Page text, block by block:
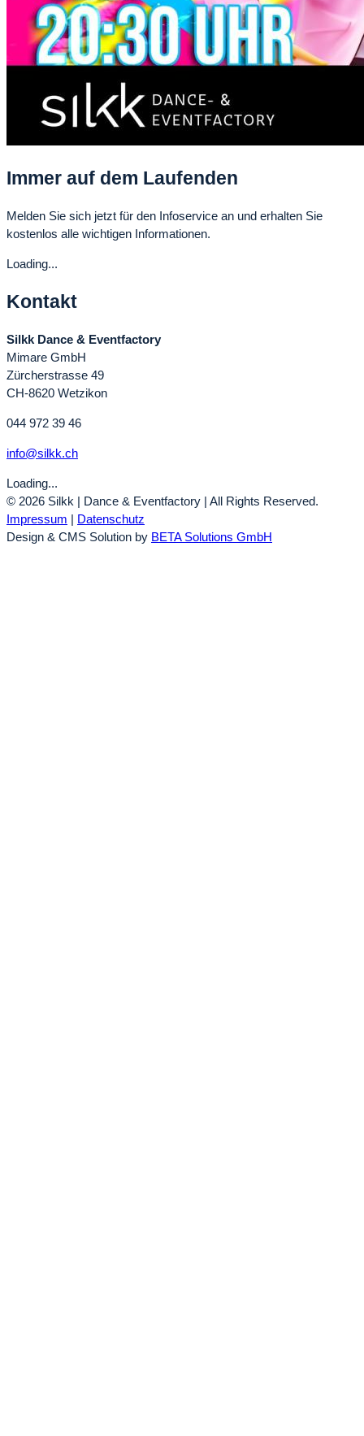
Immer auf dem Laufenden
Melden Sie sich jetzt für den Infoservice an und erhalten Sie
kostenlos alle wichtigen Informationen.
Loading...
Kontakt
Silkk Dance & Eventfactory
Mimare GmbH
Zürcherstrasse 49
CH-8620 Wetzikon
044 972 39 46
info@silkk.ch
Loading...
© 2026 Silkk | Dance & Eventfactory | All Rights Reserved.
Impressum | Datenschutz
Design & CMS Solution by BETA Solutions GmbH